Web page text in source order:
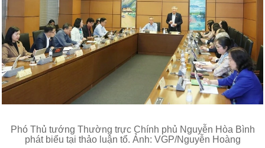
Phó Thủ tướng Thường trực Chính phủ Nguyễn Hòa Bình
phát biểu tại thảo luận tổ. Ảnh: VGP/Nguyễn Hoàng